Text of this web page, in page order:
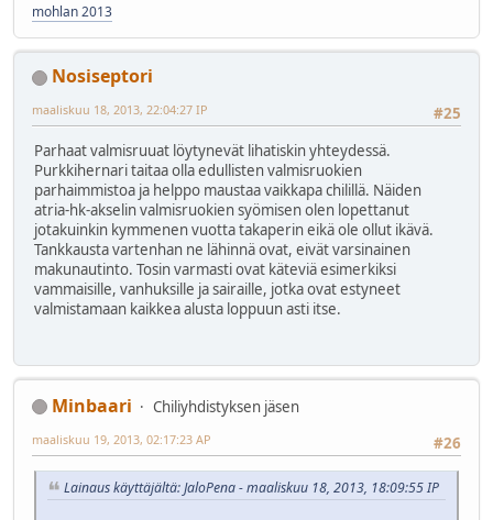
mohlan 2013
Nosiseptori
#25
maaliskuu 18, 2013, 22:04:27 IP
Parhaat valmisruuat löytynevät lihatiskin yhteydessä.
Purkkihernari taitaa olla edullisten valmisruokien
parhaimmistoa ja helppo maustaa vaikkapa chilillä. Näiden
atria-hk-akselin valmisruokien syömisen olen lopettanut
jotakuinkin kymmenen vuotta takaperin eikä ole ollut ikävä.
Tankkausta vartenhan ne lähinnä ovat, eivät varsinainen
makunautinto. Tosin varmasti ovat käteviä esimerkiksi
vammaisille, vanhuksille ja sairaille, jotka ovat estyneet
valmistamaan kaikkea alusta loppuun asti itse.
Minbaari
Chiliyhdistyksen jäsen
#26
maaliskuu 19, 2013, 02:17:23 AP
Lainaus käyttäjältä: JaloPena - maaliskuu 18, 2013, 18:09:55 IP